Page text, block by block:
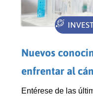
Nuevos
enfrentar al
Entérese de las